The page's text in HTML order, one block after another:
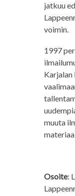
jatkuu
voimin.
1997
Karjalan
muuta
Osoite: